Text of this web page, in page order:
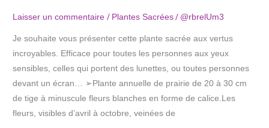
Laisser un commentaire / Plantes Sacrées / @rbrelUm3
Je souhaite vous présenter cette plante sacrée aux vertus
incroyables. Efficace pour toutes les personnes aux yeux
sensibles, celles qui portent des lunettes, ou toutes personnes
devant un écran… ➢Plante annuelle de prairie de 20 à 30 cm
de tige à minuscule fleurs blanches en forme de calice.Les
fleurs, visibles d’avril à octobre, veinées de